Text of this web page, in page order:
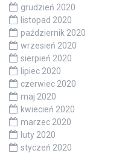
grudzień 2020
listopad 2020
październik 2020
wrzesień 2020
sierpień 2020
lipiec 2020
czerwiec 2020
maj 2020
kwiecień 2020
marzec 2020
luty 2020
styczeń 2020